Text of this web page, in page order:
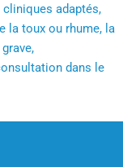
adaptés,
la toux ou rhume, la
dans le